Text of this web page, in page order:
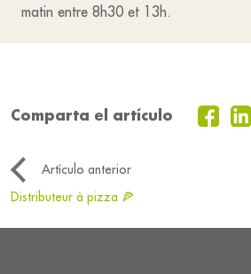
matin entre 8h30 et 13h.
Comparta el artículo
Artículo anterior
Distributeur à pizza 🍕